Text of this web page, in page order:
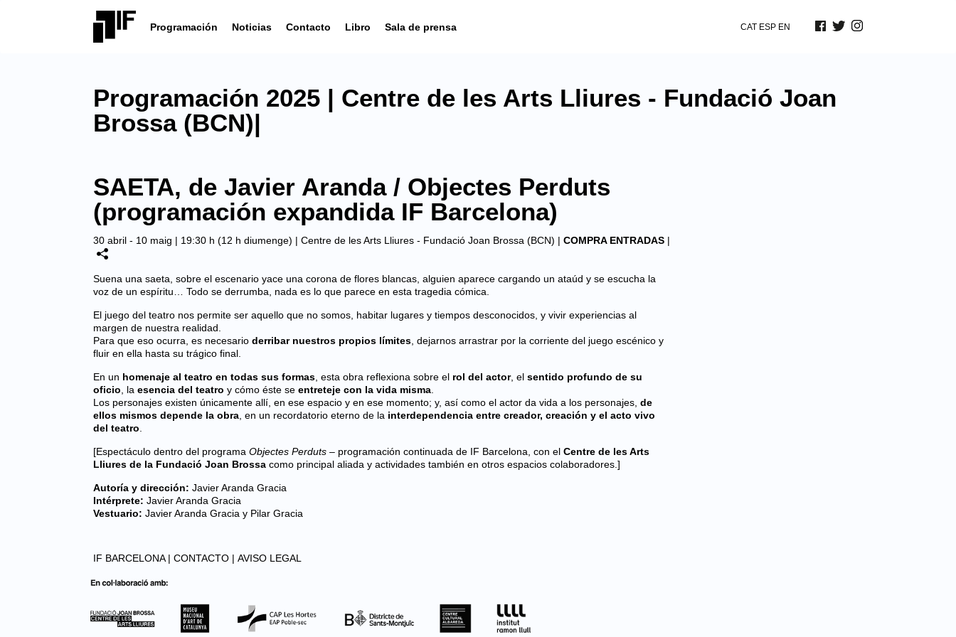
Programación Noticias Contacto Libro Sala de prensa CAT ESP EN
Programación 2025 | Centre de les Arts Lliures - Fundació Joan
Brossa (BCN)|
SAETA, de Javier Aranda / Objectes Perduts
(programación expandida IF Barcelona)
30 abril - 10 maig | 19:30 h (12 h diumenge) | Centre de les Arts Lliures - Fundació Joan Brossa (BCN) | COMPRA ENTRADAS |
Suena una saeta, sobre el escenario yace una corona de flores blancas, alguien aparece cargando un ataúd y se escucha la
voz de un espíritu… Todo se derrumba, nada es lo que parece en esta tragedia cómica.
El juego del teatro nos permite ser aquello que no somos, habitar lugares y tiempos desconocidos, y vivir experiencias al
margen de nuestra realidad.
Para que eso ocurra, es necesario derribar nuestros propios límites , dejarnos arrastrar por la corriente del juego escénico y
fluir en ella hasta su trágico final.
En un homenaje al teatro en todas sus formas , esta obra reflexiona sobre el rol del actor, el sentido profundo de su
oficio , la esencia del teatro y cómo éste se entreteje con la vida misma
Los personajes existen únicamente allí, en ese espacio y en ese momento; y, así como el actor da vida a los personajes, de
ellos mismos depende la obra , en un recordatorio eterno de la interdependencia entre creador, creación y el acto vivo
del teatro
[Espectáculo dentro del programa Objectes Perduts – programación continuada de IF Barcelona, con el Centre de les Arts
Lliures de la Fundació Joan Brossa como principal aliada y actividades también en otros espacios colaboradores.]
Autoría y dirección: Javier Aranda Gracia
Intérprete: Javier Aranda Gracia
Vestuario: Javier Aranda Gracia y Pilar Gracia
IF BARCELONA | CONTACTO | AVISO LEGAL